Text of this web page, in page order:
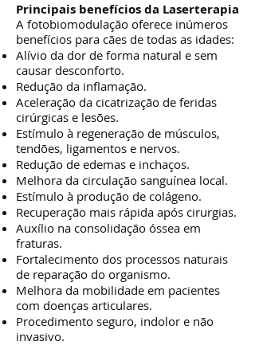
Principais benefícios da Laserterapia
A fotobiomodulação oferece inúmeros
benefícios para cães de todas as idades:
Alívio da dor de forma natural e sem
causar desconforto.
Redução da inflamação.
Aceleração da cicatrização de feridas
cirúrgicas e lesões.
Estímulo à regeneração de músculos,
tendões, ligamentos e nervos.
Redução de edemas e inchaços.
Melhora da circulação sanguínea local.
Estímulo à produção de colágeno.
Recuperação mais rápida após cirurgias.
Auxílio na consolidação óssea em
fraturas.
Fortalecimento dos processos naturais
de reparação do organismo.
Melhora da mobilidade em pacientes
com doenças articulares.
Procedimento seguro, indolor e não
invasivo.